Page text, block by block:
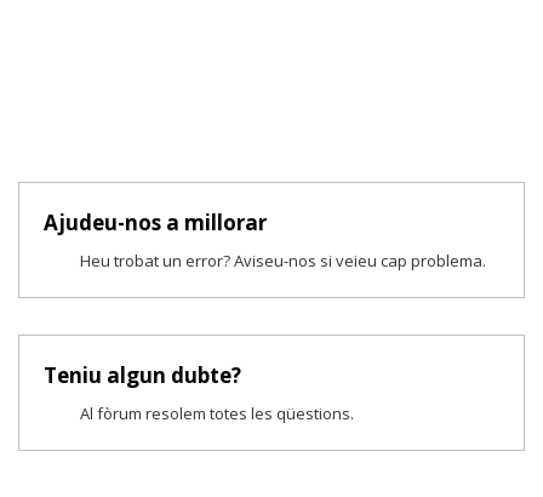
Ajudeu-nos a millorar
Heu trobat un error? Aviseu-nos si veieu cap problema.
Teniu algun dubte?
Al fòrum resolem totes les qüestions.